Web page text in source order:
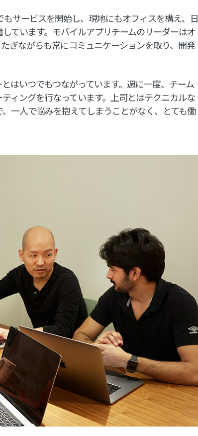
サービスを開始し、現地にもオフィスを構え、日
ています。モバイルアプリチームのリーダーはオ
ぎながらも常にコミュニケーションを取り、開発
はいつでもつながっています。週に一度、チーム
ィングを行なっています。上司とはテクニカルな
一人で悩みを抱えてしまうことがなく、とても働